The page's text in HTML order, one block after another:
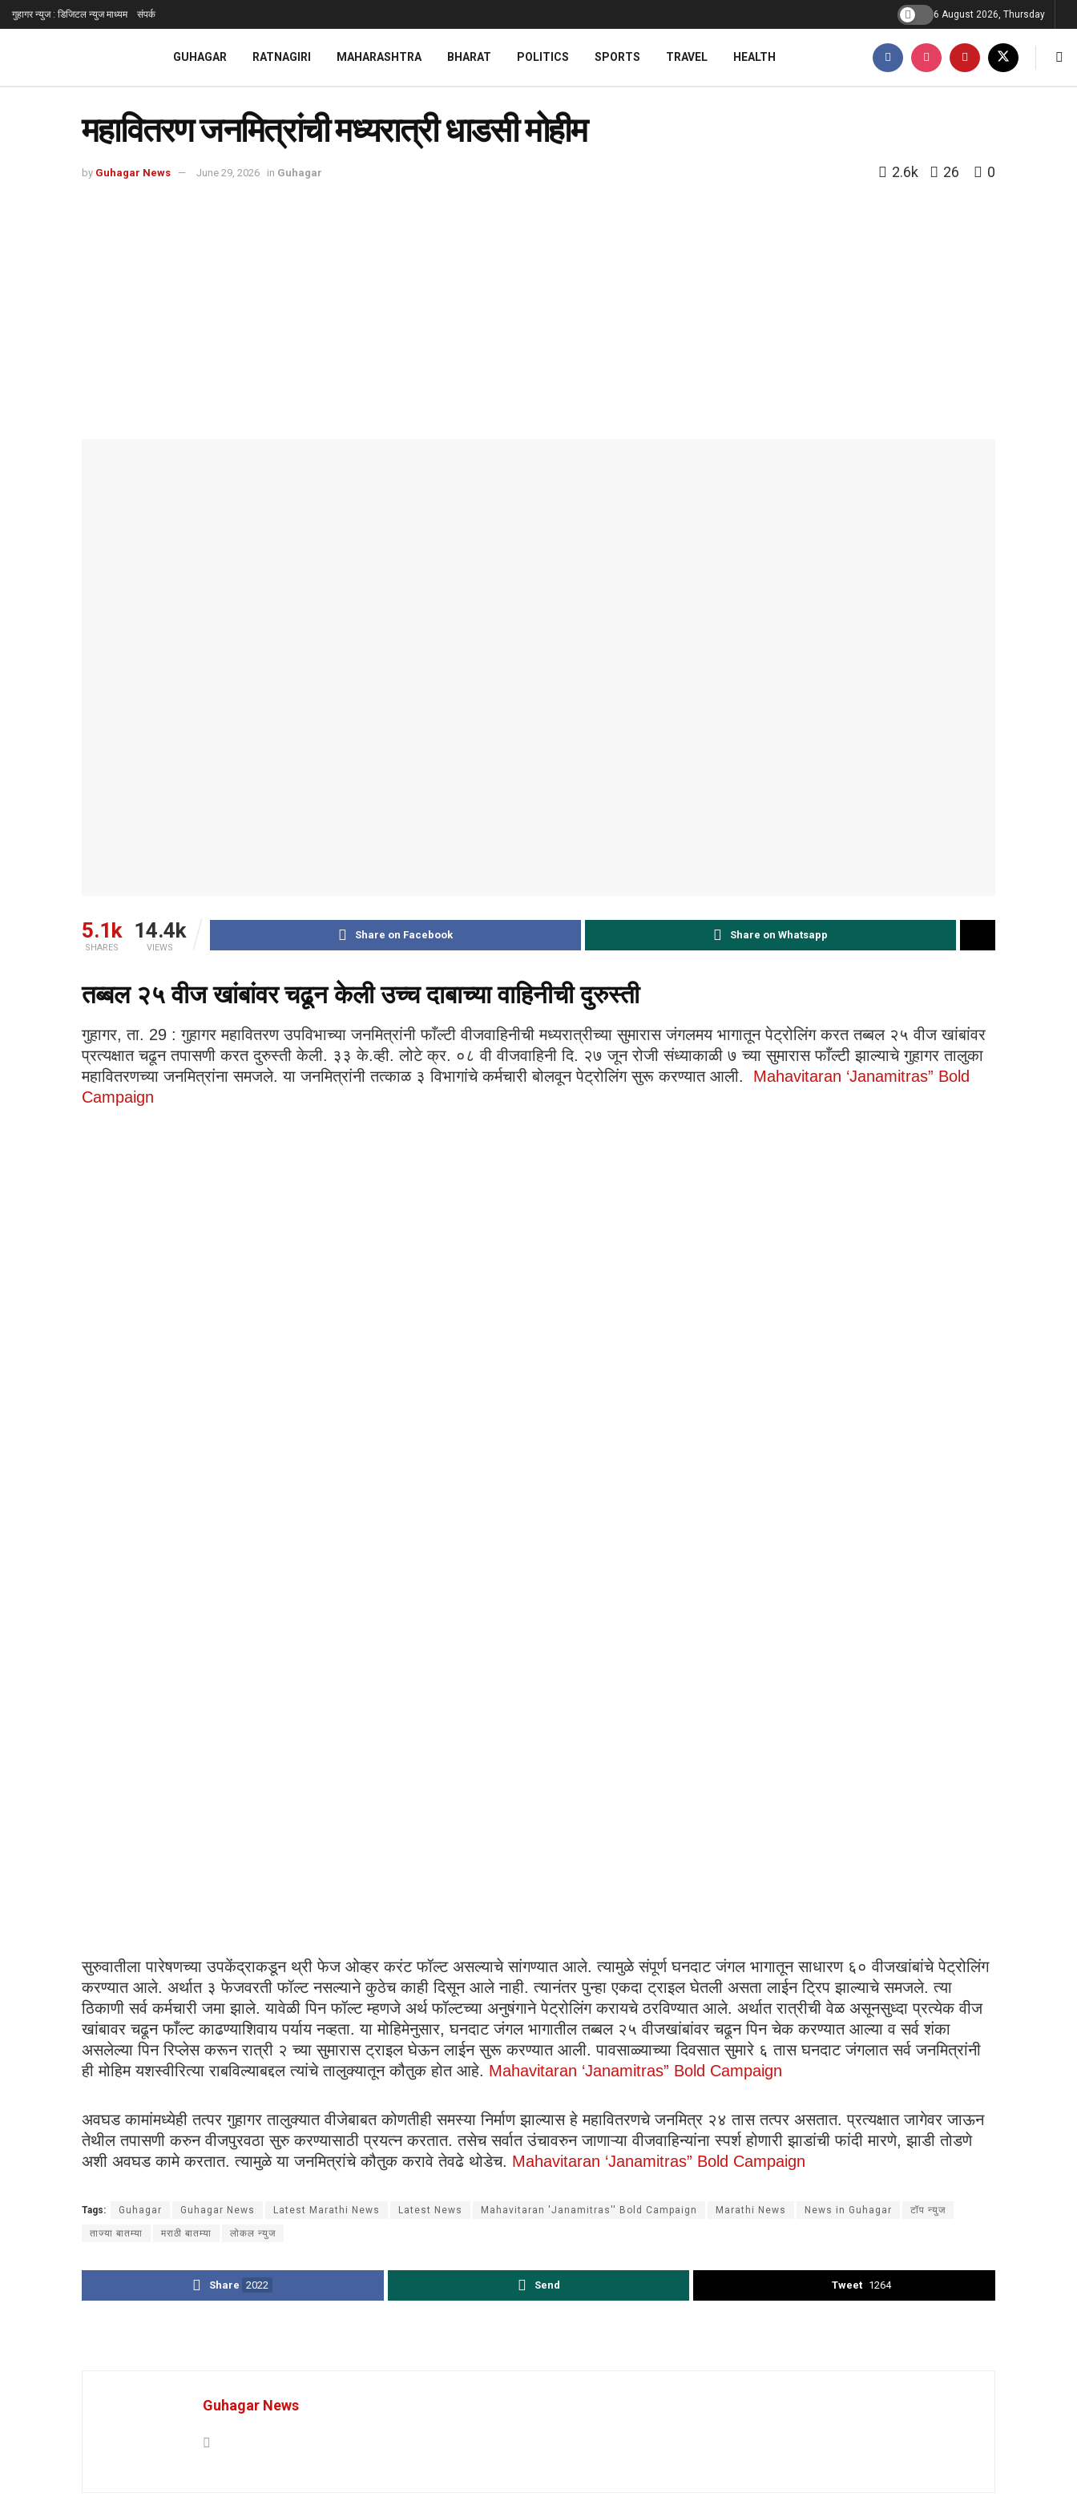
गुहागर न्युज : डिजिटल न्युज माध्यम संपर्क 6 August 2026, Thursday
GUHAGAR RATNAGIRI MAHARASHTRA BHARAT POLITICS SPORTS TRAVEL HEALTH
महावितरण जनमित्रांची मध्यरात्री धाडसी मोहीम
by Guhagar News June 29, 2026 in Guhagar 2.6k 26 0
5.1k
SHARES
14.4k
VIEWS
Share on Facebook Share on Whatsapp
तब्बल २५ वीज खांबांवर चढून केली उच्च दाबाच्या वाहिनीची दुरुस्ती
गुहागर, ता. 29 : गुहागर महावितरण उपविभाच्या जनमित्रांनी फाँल्टी वीजवाहिनीची मध्यरात्रीच्या सुमारास जंगलमय भागातून पेट्रोलिंग करत तब्बल २५ वीज खांबांवर
प्रत्यक्षात चढून तपासणी करत दुरुस्ती केली. ३३ के.व्ही. लोटे क्र. ०८ वी वीजवाहिनी दि. २७ जून रोजी संध्याकाळी ७ च्या सुमारास फाँल्टी झाल्याचे गुहागर तालुका
महावितरणच्या जनमित्रांना समजले. या जनमित्रांनी तत्काळ ३ विभागांचे कर्मचारी बोलवून पेट्रोलिंग सुरू करण्यात आली. Mahavitaran ‘Janamitras” Bold
Campaign
सुरुवातीला पारेषणच्या उपकेंद्राकडून थ्री फेज ओव्हर करंट फॉल्ट असल्याचे सांगण्यात आले. त्यामुळे संपूर्ण घनदाट जंगल भागातून साधारण ६० वीजखांबांचे पेट्रोलिंग
करण्यात आले. अर्थात ३ फेजवरती फॉल्ट नसल्याने कुठेच काही दिसून आले नाही. त्यानंतर पुन्हा एकदा ट्राइल घेतली असता लाईन ट्रिप झाल्याचे समजले. त्या
ठिकाणी सर्व कर्मचारी जमा झाले. यावेळी पिन फॉल्ट म्हणजे अर्थ फॉल्टच्या अनुषंगाने पेट्रोलिंग करायचे ठरविण्यात आले. अर्थात रात्रीची वेळ असूनसुध्दा प्रत्येक वीज
खांबावर चढून फाँल्ट काढण्याशिवाय पर्याय नव्हता. या मोहिमेनुसार, घनदाट जंगल भागातील तब्बल २५ वीजखांबांवर चढून पिन चेक करण्यात आल्या व सर्व शंका
असलेल्या पिन रिप्लेस करून रात्री २ च्या सुमारास ट्राइल घेऊन लाईन सुरू करण्यात आली. पावसाळ्याच्या दिवसात सुमारे ६ तास घनदाट जंगलात सर्व जनमित्रांनी
ही मोहिम यशस्वीरित्या राबविल्याबद्दल त्यांचे तालुक्यातून कौतुक होत आहे. Mahavitaran ‘Janamitras” Bold Campaign
अवघड कामांमध्येही तत्पर गुहागर तालुक्यात वीजेबाबत कोणतीही समस्या निर्माण झाल्यास हे महावितरणचे जनमित्र २४ तास तत्पर असतात. प्रत्यक्षात जागेवर जाऊन
तेथील तपासणी करुन वीजपुरवठा सुरु करण्यासाठी प्रयत्न करतात. तसेच सर्वात उंचावरुन जाणाऱ्या वीजवाहिन्यांना स्पर्श होणारी झाडांची फांदी मारणे, झाडी तोडणे
अशी अवघड कामे करतात. त्यामुळे या जनमित्रांचे कौतुक करावे तेवढे थोडेच. Mahavitaran ‘Janamitras” Bold Campaign
Tags: Guhagar Guhagar News Latest Marathi News Latest News Mahavitaran 'Janamitras'' Bold Campaign Marathi News News in Guhagar टॉप न्युज
ताज्या बातम्या मराठी बातम्या लोकल न्युज
Share 2022 Send Tweet 1264
Guhagar News